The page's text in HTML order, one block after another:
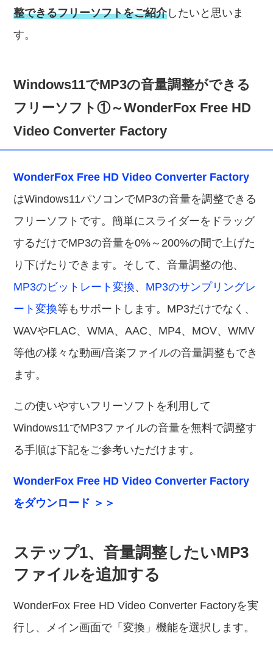
整できるフリーソフトをご紹介したいと思いま
す。
Windows11でMP3の音量調整ができる
フリーソフト①～WonderFox Free HD
Video Converter Factory
WonderFox Free HD Video Converter Factory
はWindows11パソコンでMP3の音量を調整できる
フリーソフトです。簡単にスライダーをドラッグ
するだけでMP3の音量を0%～200%の間で上げた
り下げたりできます。そして、音量調整の他、
MP3のビットレート変換、 MP3のサンプリングレ
ート変換等もサポートします。MP3だけでなく、
WAVやFLAC、WMA、AAC、MP4、MOV、WMV
等他の様々な動画/音楽ファイルの音量調整もでき
ます。
この使いやすいフリーソフトを利用して
Windows11でMP3ファイルの音量を無料で調整す
る手順は下記をご参考いただけます。
WonderFox Free HD Video Converter Factory
をダウンロード ＞＞
ステップ1、音量調整したいMP3
ファイルを追加する
WonderFox Free HD Video Converter Factoryを実
行し、メイン画面で「変換」機能を選択します。